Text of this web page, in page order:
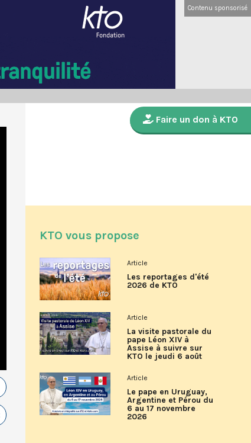
Contenu sponsorisé
Faire un don à KTO
KTO vous propose
Article
Les reportages d'été
2026 de KTO
Article
La visite pastorale du
pape Léon XIV à
Assise à suivre sur
KTO le jeudi 6 août
Article
Le pape en Uruguay,
Argentine et Pérou du
6 au 17 novembre
2026